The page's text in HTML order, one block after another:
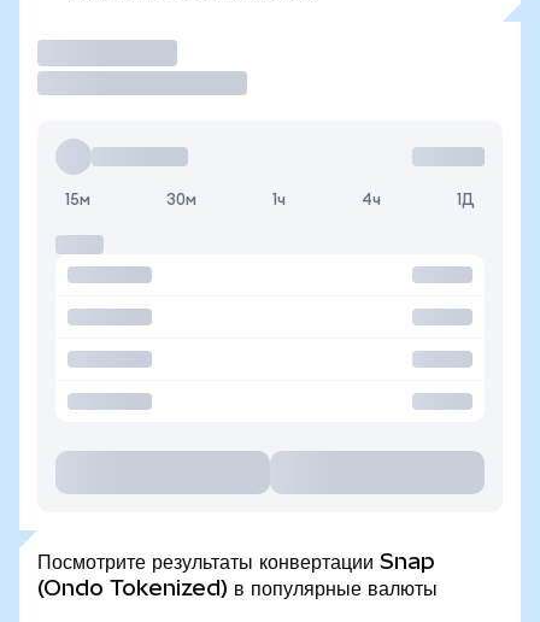
15м 30м 1ч 4ч 1Д
Посмотрите результаты конвертации Snap
(Ondo Tokenized) в популярные валюты